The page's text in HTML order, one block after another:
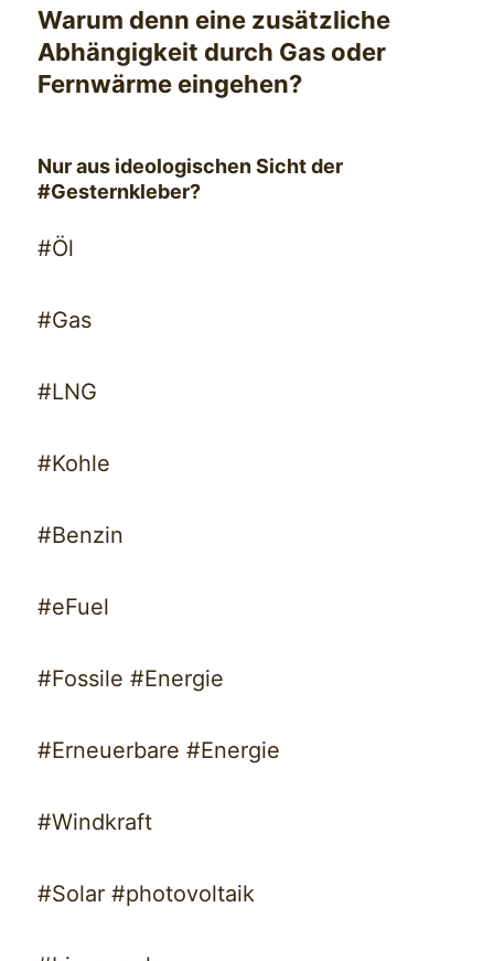
Warum denn eine zusätzliche
Abhängigkeit durch Gas oder
Fernwärme eingehen?
Nur aus ideologischen Sicht der
#Gesternkleber?
#Öl
#Gas
#LNG
#Kohle
#Benzin
#eFuel
#Fossile #Energie
#Erneuerbare #Energie
#Windkraft
#Solar #photovoltaik